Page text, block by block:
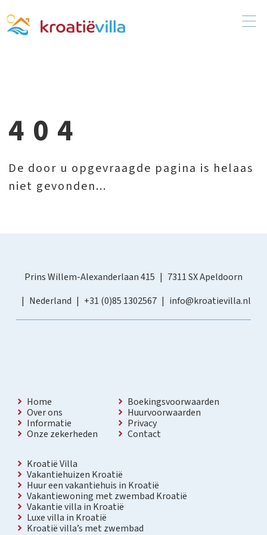
404
De door u opgevraagde pagina is helaas
niet gevonden...
Prins Willem-Alexanderlaan 415
7311 SX Apeldoorn
Nederland
+31 (0)85 1302567 info@kroatievilla.nl
Home
Over ons
Informatie
Onze zekerheden
Boekingsvoorwaarden
Huurvoorwaarden
Privacy
Contact
Kroatië Villa
Vakantiehuizen Kroatië
Huur een vakantiehuis in Kroatië
Vakantiewoning met zwembad Kroatië
Vakantie villa in Kroatië
Luxe villa in Kroatië
Kroatië villa’s met zwembad